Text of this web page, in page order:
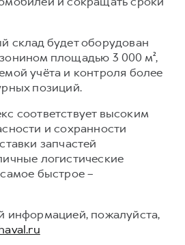
склад будет оборудован
площадью 3 000 м²,
учёта и контроля более
позиций.
соответствует высоким
и сохранности
запчастей
логистические
быстрое –
информацией, пожалуйста,